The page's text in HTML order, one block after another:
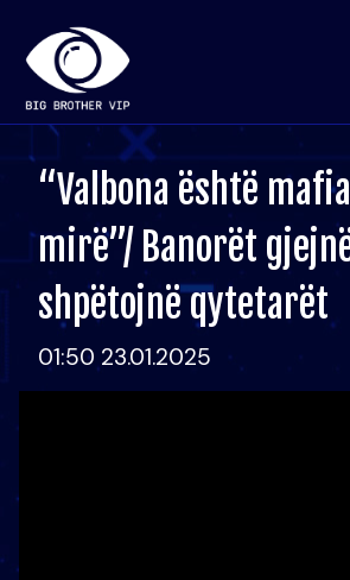
“Valbona është
mirë”/ Banorët
shpëtojnë qytetarët
01:50 23.01.2025